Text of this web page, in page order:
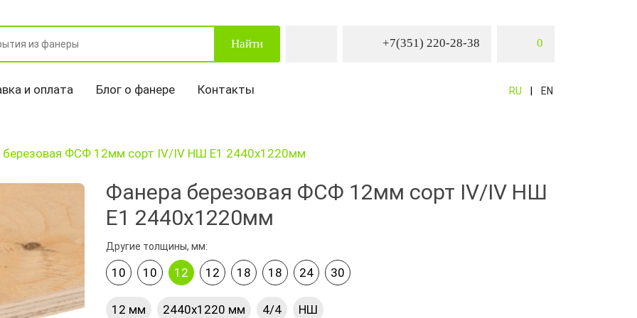
Найти +7(351) 220-28-38 0
и оплата Блог о фанере Контакты RU EN
березовая ФСФ 12мм сорт IV/IV НШ Е1 2440х1220мм
Фанера березовая ФСФ 12мм сорт IV/IV НШ
Е1 2440х1220мм
Другие толщины, мм:
10 10 12 12 18 18 24 30
12 мм 2440х1220 мм 4/4 НШ